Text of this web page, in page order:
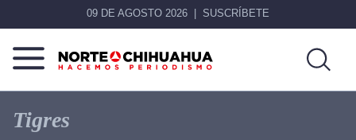
09 DE AGOSTO 2026 SUSCRÍBETE
Norte
Chihuahua
Más
que
noticias,
Tigres